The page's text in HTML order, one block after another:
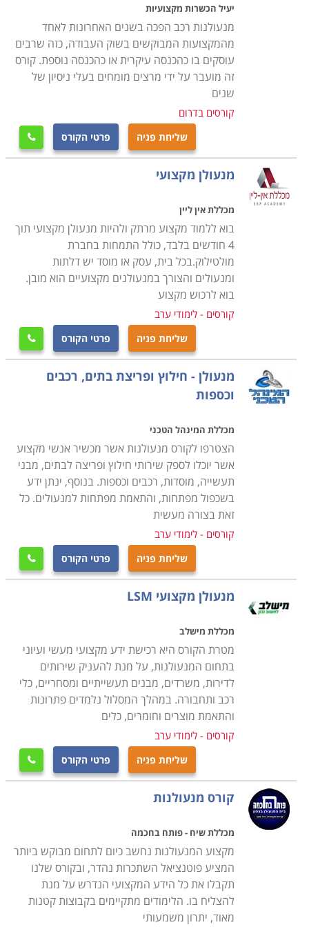
לפתיחת תקלות באופן מדויק, מבלי לגרום נזק למערכת
הקורס מותאם לאנשים עובדים, בתכנית לימודים מרוכזת, כך
חודשים לקבל תעודה מקצועית בתחום, אשר באמצעותה
ניתן להשתלב במקומות עבודה רבים כשכיר או לחילופין
לפתוח עסק עצמאי.
היכן ניתן ללמוד
לימודי קורס מנעולנות מתקיימים במרכזי לימוד רבים,
בתכניות לימודים אישיות עם לווי מקצועי צמוד, כאשר חשוב
לוודא כי מקום הלימודים הינו עם וותק והמורים הינם מנוסים
בתחום, כמו גם כי התעודה הניתנת בסיומו של הקורס הינו
מקצועית ומוכרת בחברות המובילות בתחום זה.
בחלק ממוסדות הלימוד קיימת מערכת השמה של כוח אדם,
אשר מטרתה לסייע למסיימים את הקורס בהצלחה למצוא
מקום עבודה ולהשתלב מייד בשוק העבודה, לכן רצוי לבחור
קורס מנעולן במוסד לימודי אשר מעניק את השירות הזה על
מנת שתוכלו להתחיל בקריירה מצליחה מייד לאחר הקורס.
יעיל הכשרות מקצועיות
מנעולנות רכב הפכה בשנים האחרונות לאחד
מהמקצועות המבוקשים בשוק העבודה, כזה שרבים
עוסקים בו כהכנסה עיקרית או כהכנסה נוספת. קורס
זה מועבר על ידי מרצים מומחים בעלי ניסיון של
שנים
קורסים בדרום
שליחת פניה פרטי הקורס 
מנעולן מקצועי
מכללת אין ליין
בוא ללמוד מקצוע מרתק ולהיות מנעולן מקצועי תוך
4 חודשים בלבד, כולל התמחות בחברת
מולטילוק.בכל בית, עסק או מוסד יש דלתות
ומנעולים והצורך במנעולנים מקצועיים הוא מובן.
בוא לרכוש מקצוע
קורסים - לימודי ערב
שליחת פניה פרטי הקורס 
מנעולן - חילוץ ופריצת בתים, רכבים
וכספות
מכללת המינהל הטכני
הצטרפו לקורס מנעולנות אשר מכשיר אנשי מקצוע
אשר יוכלו לספק שירותי חילוץ ופריצה לבתים, מבני
תעשייה, מוסדות, רכבים וכספות. בנוסף, ינתן ידע
בשכפול מפתחות, והתאמת מפתחות למנעולים. כל
זאת בצורה מעשית
קורסים - לימודי ערב
שליחת פניה פרטי הקורס 
מנעולן מקצועי LSM
מכללת מישלב
מטרת הקורס היא רכישת ידע מקצועי מעשי ועיוני
בתחום המנעולנות, על מנת להעניק שירותים
לדירות, משרדים, מבנים תעשייתיים ומסחריים, כלי
רכב ותחבורה. במהלך המסלול נלמדים פתרונות
והתאמת מוצרים וחומרים, כלים
קורסים - לימודי ערב
שליחת פניה פרטי הקורס 
קורס מנעולנות
מכללת שיח - פותח בחכמה
מקצוע המנעולנות נחשב כיום לתחום מבוקש ביותר
המציע פוטנציאל השתכרות נהדר, ובקורס שלנו
תקבלו את כל הידע המקצועי הנדרש על מנת
להצליח בו. הלימודים מתקיימים בקבוצות קטנות
מאוד, יתרון משמעותי